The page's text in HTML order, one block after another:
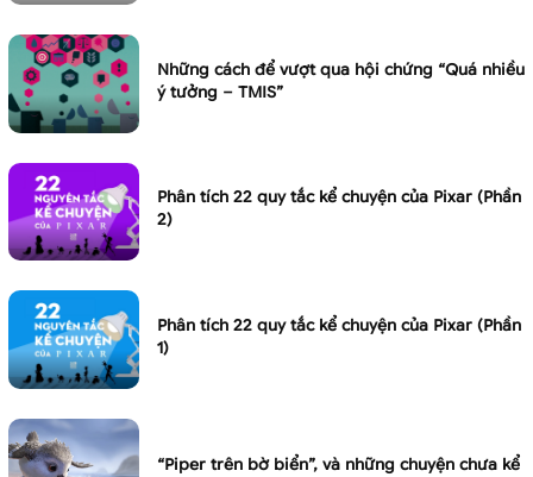
Những cách để vượt qua hội chứng “Quá nhiều
ý tưởng – TMIS”
Phân tích 22 quy tắc kể chuyện của Pixar (Phần
2)
Phân tích 22 quy tắc kể chuyện của Pixar (Phần
1)
“Piper trên bờ biển”, và những chuyện chưa kể